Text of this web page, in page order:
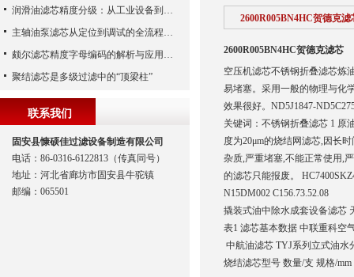
2600R005BN4HC贺德克滤
2600R005BN4HC贺德克滤芯
空压机滤芯不锈钢折叠滤芯炼
易堵塞。采用一般的物理与化
效果很好。ND5J1847-
关键词：不锈钢折叠滤芯 1 原
度为20μm的烧结网滤芯,因长
杂质,严重堵塞,不能正常使用,
的滤芯只能报废。
N15DM002 C156.73.52.08
撬装式油中除水成套设备滤芯
表1 滤芯基本数据 中联重科空
中航油滤芯 TYJ系列立式油水
烧结滤芯型号 数量/支 规格/
润滑油滤芯精度分级：从工业设备到精密系统的过滤密码
主轴油泵滤芯从定位到调试的全流程解析
颇尔滤芯精度字母编码的解析与应用指南
聚结滤芯是多级过滤中的“顶梁柱”
联系我们
固安县慷硕佳过滤设备制造有限公司
电话：86-0316-6122813（传真同号）
地址：河北省廊坊市固安县牛驼镇
邮编：065501